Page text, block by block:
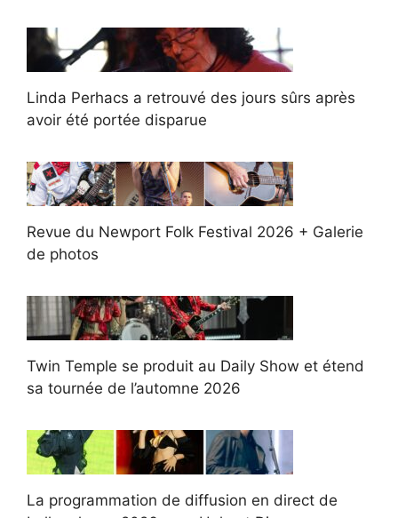
Linda Perhacs a retrouvé des jours sûrs après
avoir été portée disparue
Revue du Newport Folk Festival 2026 + Galerie
de photos
Twin Temple se produit au Daily Show et étend
sa tournée de l’automne 2026
La programmation de diffusion en direct de